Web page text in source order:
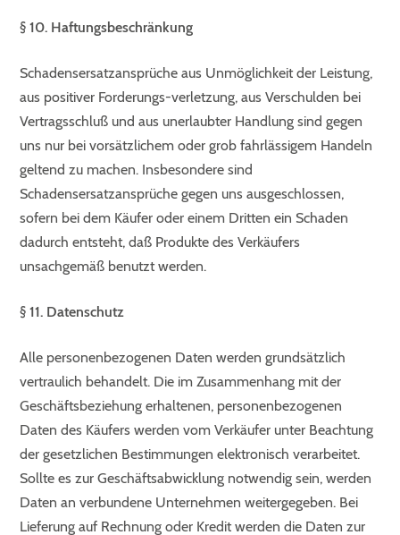
§ 10. Haftungsbeschränkung
Schadensersatzansprüche aus Unmöglichkeit der Leistung,
aus positiver Forderungs-verletzung, aus Verschulden bei
Vertragsschluß und aus unerlaubter Handlung sind gegen
uns nur bei vorsätzlichem oder grob fahrlässigem Handeln
geltend zu machen. Insbesondere sind
Schadensersatzansprüche gegen uns ausgeschlossen,
sofern bei dem Käufer oder einem Dritten ein Schaden
dadurch entsteht, daß Produkte des Verkäufers
unsachgemäß benutzt werden.
§ 11. Datenschutz
Alle personenbezogenen Daten werden grundsätzlich
vertraulich behandelt. Die im Zusammenhang mit der
Geschäftsbeziehung erhaltenen, personenbezogenen
Daten des Käufers werden vom Verkäufer unter Beachtung
der gesetzlichen Bestimmungen elektronisch verarbeitet.
Sollte es zur Geschäftsabwicklung notwendig sein, werden
Daten an verbundene Unternehmen weitergegeben. Bei
Lieferung auf Rechnung oder Kredit werden die Daten zur